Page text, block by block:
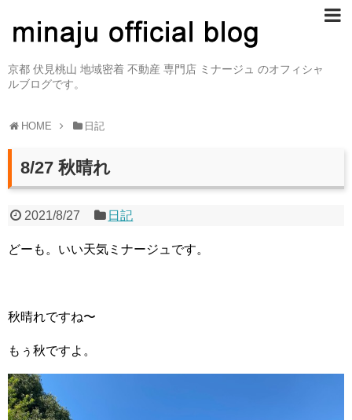
京都 伏見桃山 地域密着 不動産 専門店 ミナージュ のオフィシャ
ルブログです。
HOME 日記
8/27 秋晴れ
2021/8/27 日記
どーも。いい天気ミナージュです。
秋晴れですね〜
もぅ秋ですよ。